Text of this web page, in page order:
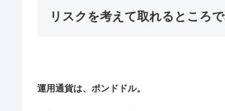
リスクを考えて取れるところ
運用通貨は、ポンドドル。